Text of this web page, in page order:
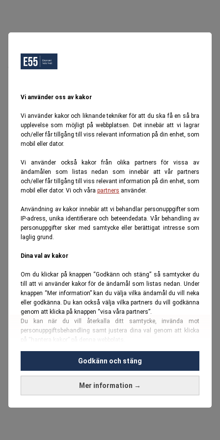
Vi använder oss av kakor
Vi använder kakor och liknande tekniker för att du ska få en så bra
upplevelse som möjligt på webbplatsen. Det innebär att vi lagrar
och/eller får tillgång till viss relevant information på din enhet, som
mobil eller dator.
Vi använder också kakor från olika partners för vissa av
ändamålen som listas nedan som innebär att vår partners
och/eller får tillgång till viss relevant information på din enhet, som
mobil eller dator. Vi och våra partners använder.
Användning av kakor innebär att vi behandlar personuppgifter som
IP-adress, unika identifierare och beteendedata. Vår behandling av
personuppgifter sker med samtycke eller berättigat intresse som
laglig grund.
Dina val av kakor
Om du klickar på knappen “Godkänn och stäng” så samtycker du
till att vi använder kakor för de ändamål som listas nedan. Under
knappen “Mer information” kan du välja vilka ändamål du vill neka
eller godkänna. Du kan också välja vilka partners du vill godkänna
genom att klicka på knappen “visa våra partners”.
Du kan när du vill återkalla ditt samtycke, invända mot
personuppgiftsbehandling samt justera dina val genom att klicka
på “hantera kakor” på denna webbplats.
Du kan fördjupa dig ytterligare i vårcookie-policy
Vi använder kakor och personuppgifter för dessa syften:
Nödvändiga cookies och liknande tekniker, anpassning av
Mer information →
Godkänn och stäng
Oops, Ett fel inträffade.